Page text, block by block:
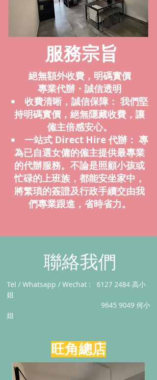
服務宗旨
絕無額外收費，明碼實價
專業代辦・誠信透明
收費清晰，誠信保障： 我們堅
持明碼實價，絕無隱藏收費，讓
僱主倍感安心。
一站式 Direct Hire 代辦： 專
為已自選女傭的僱主提供最專業
的代辦服務。不論是照顧小孩或
忙碌的上班族，都能安坐家中，
將繁瑣的簽證及行政手續交由我
們專業跟進，省時省力。
​聯絡我們
Tel / Whatsapp / Wechat : 6127 2484 高小
姐
9645 9049 何小
姐
旺角總店